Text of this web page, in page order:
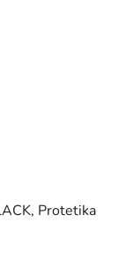
Protetika